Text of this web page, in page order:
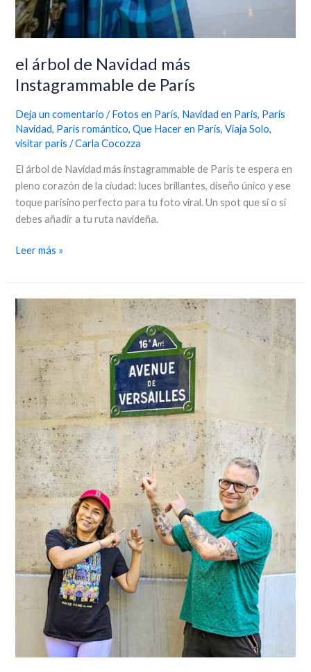
el árbol de Navidad más
Instagrammable de París
Deja un comentario /Fotos en París, Navidad en Paris, Paris
Navidad, Paris romántico,Que Hacer en París,Viaja Solo,
visitar paris /Carla Cocozza
El árbol de Navidad más instagrammable de París te espera en
pleno corazón de la ciudad: luces brillantes, diseño único y ese
toque parisino perfecto para tu foto viral. Un spot que sí o sí
debes añadir a tu ruta navideña.
Leer más »
Paris
Chic
Nuestro
Estilo